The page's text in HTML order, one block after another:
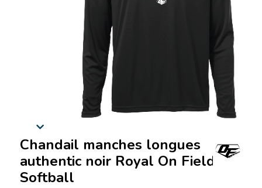
Chandail manches longues
authentic noir Royal On Field
Softball